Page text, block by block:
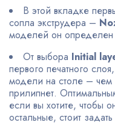
В этой вкладке
сопла экструдера –
моделей он
От выбора Initial
первого печатного
модели на столе –
прилипнет.
если вы хотите, чтобы
остальные, стоит